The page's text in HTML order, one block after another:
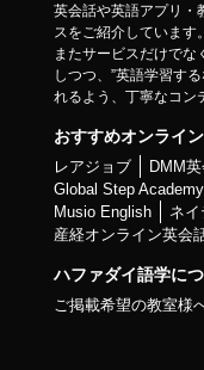
英会話や英語アプリ・
スをご紹介しています。
またサービスだけで
しつつ、”英語学習す
れるよう、丁寧なコン
おすすめオンライ
レアジョブ
DMM
Global Step
Musio English
ネ
産経オンライン英会
ハファダイ語学に
ご掲載希望の教室様